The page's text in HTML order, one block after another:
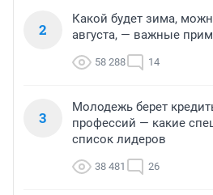
2
Какой будет зима,
августа, — важные
58 288 14
3
Молодежь берет
профессий — какие
список лидеров
38 481 26